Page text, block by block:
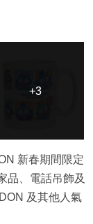
+3
+3
新春期間限定
品、電話吊飾及
及其他人氣